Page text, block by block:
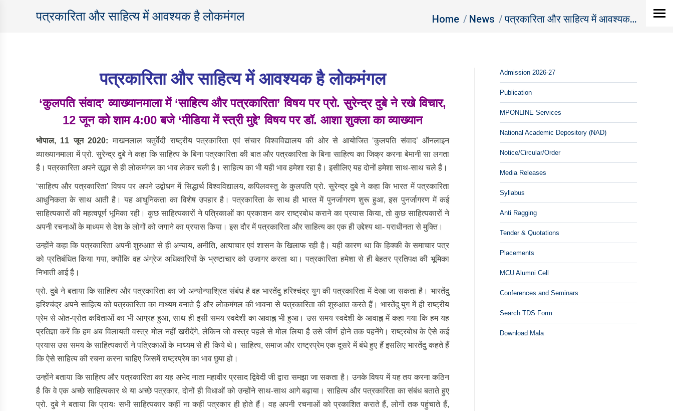
पत्रकारिता और साहित्य में आवश्यक है लोकमंगल You are here:
Home News पत्रकारिता और साहित्य में आवश्यक…
पत्रकारिता और साहित्य में आवश्यक है लोकमंगल
‘कुलपति संवाद’ व्याख्यानमाला में ‘साहित्य और पत्रकारिता’ विषय पर प्रो. सुरेन्द्र दुबे ने रखे विचार,
12 जून को शाम4:00 बजे ‘मीडिया में स्त्री मुद्दे’ विषय पर डॉ. आशा शुक्ला का व्याख्यान
भोपाल, 11 जून2020: माखनलाल चतुर्वेदी राष्ट्रीय पत्रकारिता एवं संचार विश्वविद्यालय की ओर से आयोजित ‘कुलपति संवाद’ ऑनलाइन
व्याख्यानमाला में प्रो. सुरेन्द्र दुबे ने कहा कि साहित्य के बिना पत्रकारिता की बात और पत्रकारिता के बिना साहित्य का जिक्र करना बेमानी सा लगता
है। पत्रकारिता अपने उद्भव से ही लोकमंगल का भाव लेकर चली है। साहित्य का भी यही भाव हमेशा रहा है। इसीलिए यह दोनों हमेशा साथ-साथ चले हैं।
‘साहित्य और पत्रकारिता’ विषय पर अपने उद्बोधन में सिद्धार्थ विश्वविद्यालय, कपिलवस्तु के कुलपति प्रो. सुरेन्द्र दुबे ने कहा कि भारत में पत्रकारिता
आधुनिकता के साथ आती है। यह आधुनिकता का विशेष उपहार है। पत्रकारिता के साथ ही भारत में पुनर्जागरण शुरू हुआ, इस पुनर्जागरण में कई
साहित्यकारों की महत्वपूर्ण भूमिका रही। कुछ साहित्यकारों ने पत्रिकाओं का प्रकाशन कर राष्ट्रबोध कराने का प्रयास किया, तो कुछ साहित्यकारों ने
अपनी रचनाओं के माध्यम से देश के लोगों को जगाने का प्रयास किया। इस दौर में पत्रकारिता और साहित्य का एक ही उद्देश्य था- पराधीनता से मुक्ति।
उन्होंने कहा कि पत्रकारिता अपनी शुरुआत से ही अन्याय, अनीति, अत्याचार एवं शासन के खिलाफ रही है। यही कारण था कि हिक्की के समाचार पत्र
को प्रतिबंधित किया गया, क्योंकि वह अंग्रेज अधिकारियों के भ्रष्टाचार को उजागर करता था। पत्रकारिता हमेशा से ही बेहतर प्रतिपक्ष की भूमिका
निभाती आई है।
प्रो. दुबे ने बताया कि साहित्य और पत्रकारिता का जो अन्योन्याश्रित संबंध है वह भारतेंदु हरिश्चंद्र युग की पत्रकारिता में देखा जा सकता है। भारतेंदु
हरिश्चंद्र अपने साहित्य को पत्रकारिता का माध्यम बनाते हैं और लोकमंगल की भावना से पत्रकारिता की शुरुआत करते हैं। भारतेंदु युग में ही राष्ट्रीय
प्रेम से ओत-प्रोत कविताओं का भी आग्रह हुआ, साथ ही इसी समय स्वदेशी का आवाह्न भी हुआ। उस समय स्वदेशी के आवाह्न में कहा गया कि हम यह
प्रतिज्ञा करें कि हम अब विलायती वस्त्र मोल नहीं खरीदेंगे, लेकिन जो वस्त्र पहले से मोल लिया है उसे जीर्ण होने तक पहनेंगे। राष्ट्रबोध के ऐसे कई
प्रयास उस समय के साहित्यकारों ने पत्रिकाओं के माध्यम से ही किये थे। साहित्य, समाज और राष्ट्रप्रेम एक दूसरे में बंधे हुए हैं इसलिए भारतेंदु कहते हैं
कि ऐसे साहित्य की रचना करना चाहिए जिसमें राष्ट्रप्रेम का भाव छुपा हो।
उन्होंने बताया कि साहित्य और पत्रकारिता का यह अभेद नाता महावीर प्रसाद द्विवेदी जी द्वारा समझा जा सकता है। उनके विषय में यह तय करना कठिन
है कि वे एक अच्छे साहित्यकार थे या अच्छे पत्रकार, दोनों ही विधाओं को उन्होंने साथ-साथ आगे बढ़ाया। साहित्य और पत्रकारिता का संबंध बताते हुए
प्रो. दुबे ने बताया कि प्रायः सभी साहित्यकार कहीं ना कहीं पत्रकार ही होते हैं। वह अपनी रचनाओं को प्रकाशित कराते हैं, लोगों तक पहुंचाते हैं,
Admission 2026-27
Publication
MPONLINE Services
National Academic Depository (NAD)
Notice/Circular/Order
Media Releases
Syllabus
Anti Ragging
Tender & Quotations
Placements
MCU Alumni Cell
Conferences and Seminars
Search TDS Form
Download Mala